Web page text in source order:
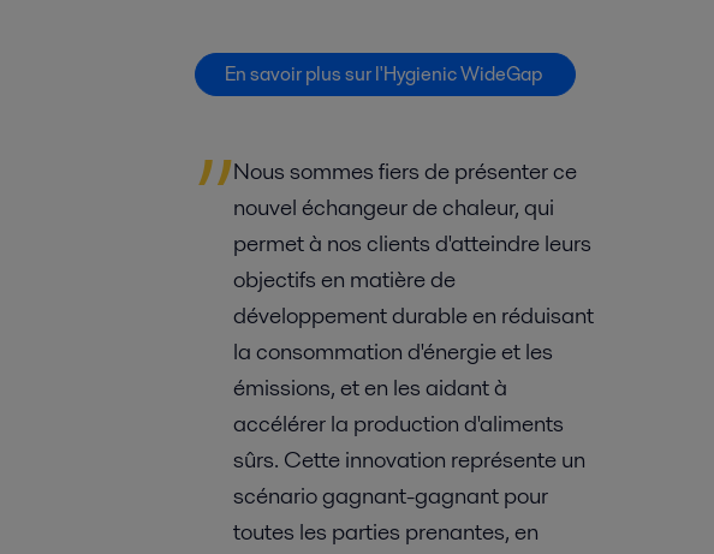
En savoir plus sur l'Hygienic WideGap
Nous sommes fiers de présenter ce
nouvel échangeur de chaleur, qui
permet à nos clients d'atteindre leurs
objectifs en matière de
développement durable en réduisant
la consommation d'énergie et les
émissions,et en les aidant à
accélérer la production d'aliments
sûrs. Cette innovation représente un
scénario gagnant-gagnant pour
toutes les parties prenantes, en